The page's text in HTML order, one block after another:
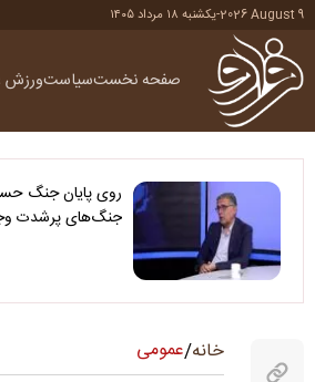
2026 August 9
-یکشنبه ۱۸ مرداد ۱۴۰۵
صفحه نخستسیاستورزش
روی پایان جنگ
جنگ‌های پرشدت
خانه/عمومی